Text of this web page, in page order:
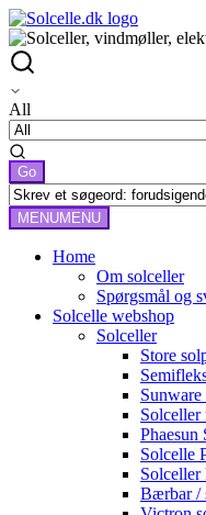
All
MENUMENU
Home
Om solceller
Spørgsmål og
Solcelle webshop
Solceller
Store
Solceller
Phaesun
Solcelle
Solceller
Bærbar /